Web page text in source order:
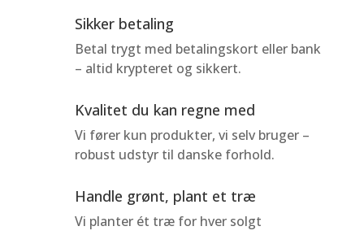
Sikker betaling
Betal trygt med betalingskort eller bank
– altid krypteret og sikkert.
Kvalitet du kan regne med
Vi fører kun produkter, vi selv bruger –
robust udstyr til danske forhold.
Handle grønt, plant et træ
Vi planter ét træ for hver solgt